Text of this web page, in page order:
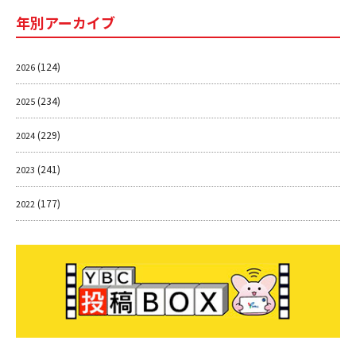
年別アーカイブ
2026(124)
2025(234)
2024(229)
2023 (241)
2022(177)